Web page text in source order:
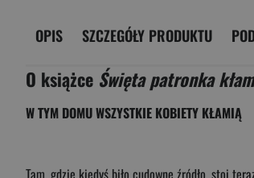
OPIS SZCZEGÓŁY PRODUKTU
O książce Święta patronka
W TYM DOMU WSZYSTKIE KOBIETY KŁAMIĄ
Tam, gdzie kiedyś biło cudowne źródło, stoi